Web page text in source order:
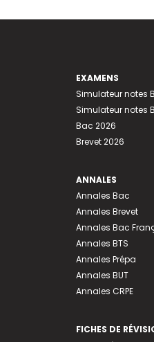
EXAMENS
Simulateur notes
Simulateur notes
Bac 2026
Brevet 2026
ANNALES
Annales Bac
Annales Brevet
Annales Bac
Annales BTS
Annales Prépa
Annales BUT
Annales CRPE
FICHES DE